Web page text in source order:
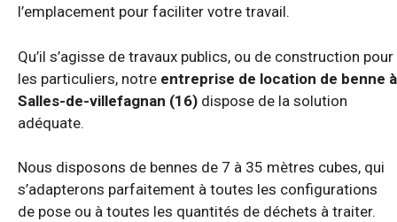
l’emplacement pour faciliter votre travail.
Qu’il s’agisse de travaux publics, ou de construction pour
les particuliers, notre entreprise de location de benne à
Salles-de-villefagnan (16) dispose de la solution
adéquate.
Nous disposons de bennes de 7 à 35 mètres cubes, qui
s’adapterons parfaitement à toutes les configurations
de pose ou à toutes les quantités de déchets à traiter.